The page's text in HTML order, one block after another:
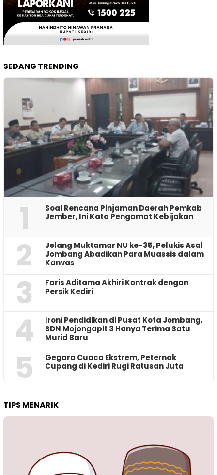
SEDANG TRENDING
1
‎Soal Rencana Pinjaman Daerah Pemkab
Jember, Ini Kata Pengamat Kebijakan ‎
2
Jelang Muktamar NU ke-35, Pelukis Asal
Jombang Abadikan Para Muassis dalam
Kanvas
3
Faris Aditama Akhiri Kontrak dengan
Persik Kediri
4
Ironi Pendidikan di Pusat Kota Jombang,
SDN Mojongapit 3 Hanya Terima Satu
Murid Baru
5
‎Gegara Cuaca Ekstrem, Peternak
Cupang di Kediri Rugi Ratusan Juta
TIPS MENARIK